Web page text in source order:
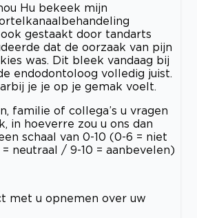
Hu bekeek mijn
gestaakt door tandarts
dat de oorzaak van pijn
was. Dit bleek vandaag bij
endodontoloog volledig juist.
je je op je gemak voelt.
familie of collega’s u vragen
in hoeverre zou u ons dan
schaal van 0-10 (0-6 = niet
neutraal / 9-10 = aanbevelen)
met u opnemen over uw